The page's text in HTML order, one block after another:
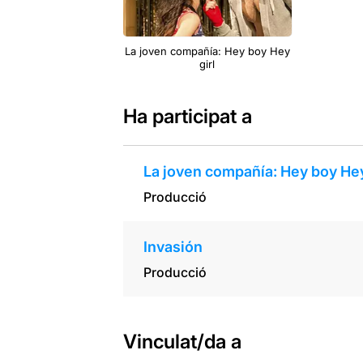
La joven compañía: Hey boy Hey
girl
Ha participat a
La joven compañía: Hey boy
Producció
Invasión
Producció
Vinculat/da a